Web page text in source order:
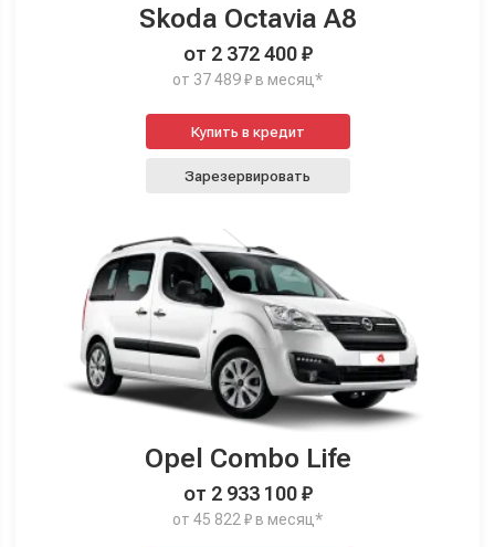
Skoda Octavia A8
от 2 372 400 ₽
от 37 489 ₽ в месяц*
Купить в кредит
Зарезервировать
Opel Combo Life
от 2 933 100 ₽
от 45 822 ₽ в месяц*